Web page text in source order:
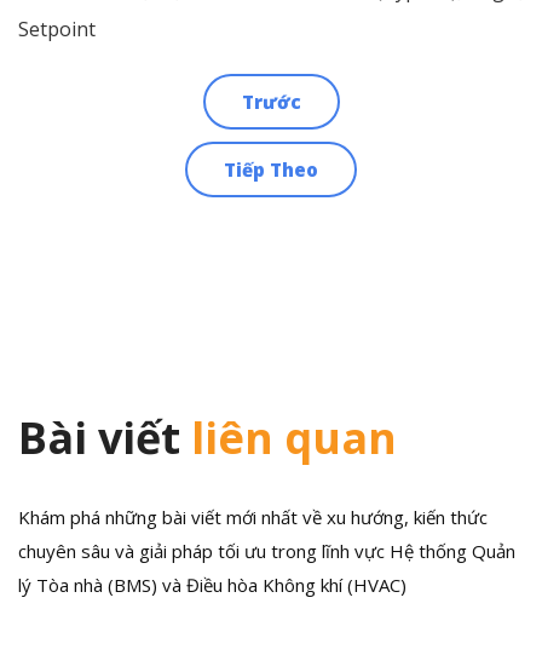
Setpoint
Trước
Tiếp Theo
Bài viết liên quan
Khám phá những bài viết mới nhất về xu hướng, kiến thức
chuyên sâu và giải pháp tối ưu trong lĩnh vực Hệ thống Quản
lý Tòa nhà (BMS) và Điều hòa Không khí (HVAC)